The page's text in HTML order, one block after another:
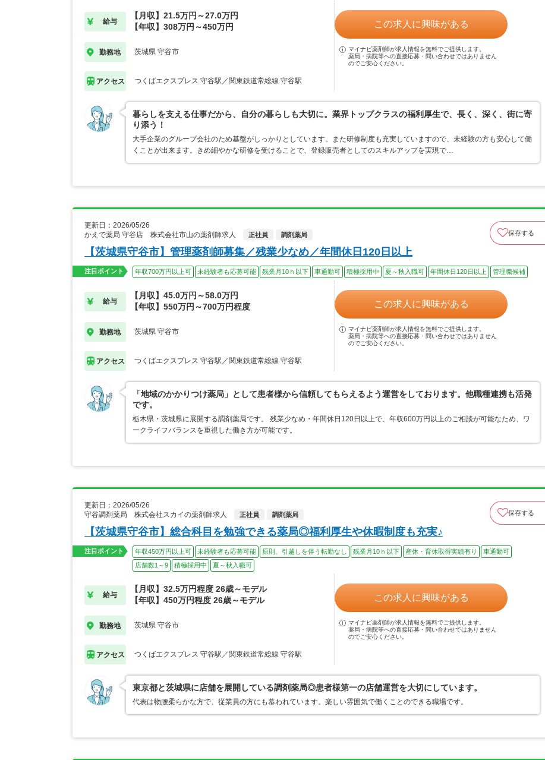
給与
【月収】21.5万円～27.0万円
【年収】308万円～450万円
勤務地 茨城県 守谷市
アクセス つくばエクスプレス 守谷駅／関東鉄道常総線 守谷駅
この求人に興味がある
マイナビ薬剤師が求人情報を無料でご提供します。
薬局・病院等への直接応募・問い合わせではありません
のでご安心ください。
暮らしを支える仕事だから、自分の暮らしも大切に。業界トップクラスの福利厚生で、長く、深く、街に寄
り添う！
大手企業のグループ会社のため基盤がしっかりとしています。また研修制度も充実していますので、未経験の方も安心して働
くことが出来ます。きめ細やかな研修を受けることで、登録販売者としてのスキルアップを実現で…
更新日：2026/05/26
かえで薬局 守谷店 株式会社市山の薬剤師求人
正社員 調剤薬局 保存する
【茨城県守谷市】管理薬剤師募集／残業少なめ／年間休日120日以上
注目ポイント 年収700万円以上可 未経験者も応募可能 残業月10ｈ以下 車通勤可 積極採用中 夏～秋入職可 年間休日120日以上 管理職候補
給与
【月収】45.0万円～58.0万円
【年収】550万円～700万円程度
勤務地 茨城県 守谷市
アクセス つくばエクスプレス 守谷駅／関東鉄道常総線 守谷駅
この求人に興味がある
マイナビ薬剤師が求人情報を無料でご提供します。
薬局・病院等への直接応募・問い合わせではありません
のでご安心ください。
「地域のかかりつけ薬局」として患者様から信頼してもらえるよう運営をしております。他職種連携も活発
です。
栃木県・茨城県に展開する調剤薬局です。 残業少なめ・年間休日120日以上で、年収600万円以上のご相談が可能なため、ワ
ークライフバランスを重視した働き方が可能です。
更新日：2026/05/26
守谷調剤薬局 株式会社スカイの薬剤師求人
正社員 調剤薬局 保存する
【茨城県守谷市】総合科目を勉強できる薬局◎福利厚生や休暇制度も充実♪
注目ポイント 年収450万円以上可 未経験者も応募可能 原則、引越しを伴う転勤なし 残業月10ｈ以下 産休・育休取得実績有り
車通勤可
店舗数1～9
積極採用中 夏～秋入職可
給与
【月収】32.5万円程度 26歳～モデル
【年収】450万円程度 26歳～モデル
勤務地 茨城県 守谷市
アクセス つくばエクスプレス 守谷駅／関東鉄道常総線 守谷駅
この求人に興味がある
マイナビ薬剤師が求人情報を無料でご提供します。
薬局・病院等への直接応募・問い合わせではありません
のでご安心ください。
東京都と茨城県に店舗を展開している調剤薬局◎患者様第一の店舗運営を大切にしています。
代表は物腰柔らかな方で、従業員の方にも慕われています。楽しい雰囲気で働くことのできる職場です。